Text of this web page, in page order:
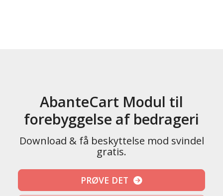
AbanteCart Modul til
forebyggelse af bedrageri
Download & få beskyttelse mod svindel
gratis.
PRØVE DET